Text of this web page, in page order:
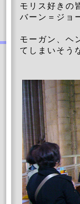
モリス好きの
バーン＝ジョ
モーガン、ヘ
てしまいそう